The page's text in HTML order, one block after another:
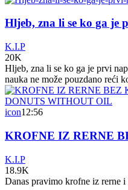
Hljeb, zna li se ko ga je
K.I.P
20K
Hljeb, zna li se ko ga je prvi
nauka ne može pouzdano reći
icon12:56
KROFNE IZ RERNE
K.I.P
18.9K
Danas pravimo krofne iz rerne